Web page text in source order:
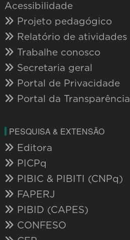
Acessibilidade
Projeto pedagógico
Relatório de atividades
Trabalhe conosco
Secretaria geral
Portal de Privacidade
Portal da Transparência
PESQUISA & EXTENSÃO
Editora
PICPq
PIBIC & PIBITI (CNPq)
FAPERJ
PIBID (CAPES)
CONFESO